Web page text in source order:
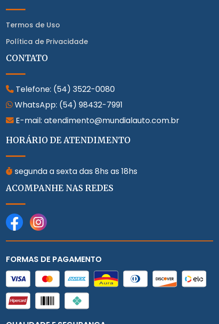
Termos de Uso
Política de Privacidade
CONTATO
Telefone: (54) 3522-0080
WhatsApp: (54) 98432-7991
E-mail: atendimento@mundialauto.com.br
HORÁRIO DE ATENDIMENTO
segunda a sexta das 8hs as 18hs
ACOMPANHE NAS REDES
FORMAS DE PAGAMENTO